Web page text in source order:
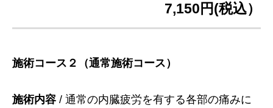
7,150円(税込）
施術コース２（通常施術コース）
施術内容 / 通常の内臓疲労を有する各部の痛みに